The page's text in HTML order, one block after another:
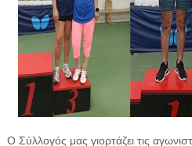
Ο Σύλλογός μας γιορτάζει τις